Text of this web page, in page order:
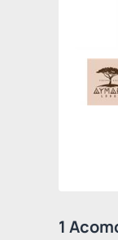
1